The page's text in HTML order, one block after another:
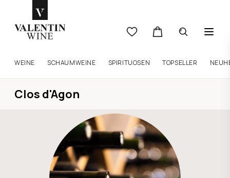
WEINE SCHAUMWEINE SPIRITUOSEN TOPSELLER
Clos d'Agon